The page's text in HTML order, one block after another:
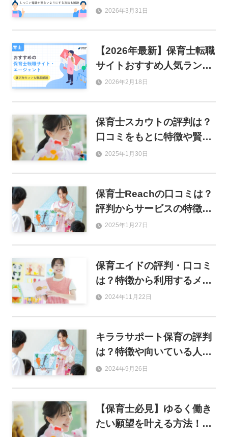
選！連絡がしつこい場合の
2026年3月31日
【2026年最新】保育士転職
サイトおすすめ人気ランキ
ング24選！失敗しない選び
2026年2月18日
保育士スカウトの評判は？
口コミをもとに特徴や賢い
使い方を解説
2025年1月30日
保育士Reachの口コミは？
評判からサービスの特徴を
解説！
2025年1月27日
保育エイドの評判・口コミ
は？特徴から利用するメリ
ットまでを紹介
2024年11月22日
キララサポート保育の評判
は？特徴や向いている人も
紹介！
2024年9月26日
【保育士必見】ゆるく働き
たい願望を叶える方法！お